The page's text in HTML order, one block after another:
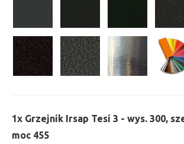
1x Grzejnik Irsap Tesi 3 - wys. 300,
moc 455